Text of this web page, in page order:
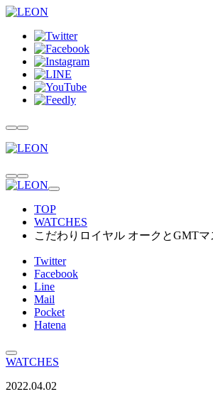
TOP
WATCHES
こだわりロイヤル オークとGMTマ
Twitter
Facebook
Line
Mail
Pocket
Hatena
WATCHES
2022.04.02